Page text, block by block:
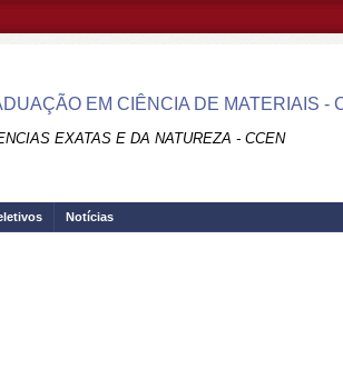
EM CIÊNCIA DE MATERIAIS -
EXATAS E DA NATUREZA - CCEN
Notícias